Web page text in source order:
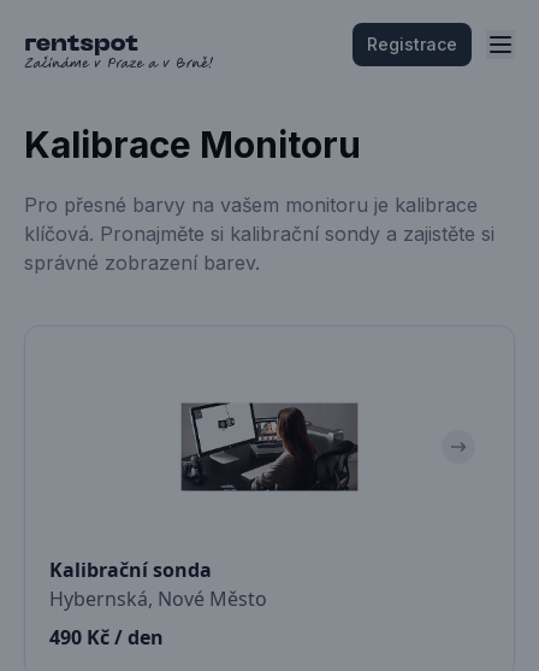
Registrace
Kalibrace Monitoru
Pro přesné barvy na vašem monitoru je kalibrace
klíčová. Pronajměte si kalibrační sondy a zajistěte si
správné zobrazení barev.
Kalibrační sonda
Hybernská, Nové Město
490 Kč / den